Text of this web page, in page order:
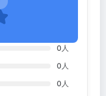
0 人
0 人
0 人